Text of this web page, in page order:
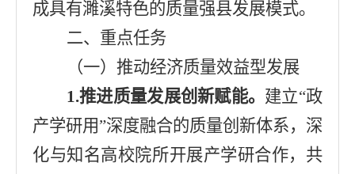
成具有濉溪特色的质量强县发展模式。
二、重点任务
（一）推动经济质量效益型发展
1.推进质量发展创新赋能。 建立“政
产学研用”深度融合的质量创新体系， 深
化与知名高校院所开展产学研合作， 共